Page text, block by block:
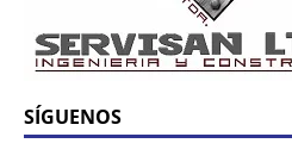
SÍGUENOS